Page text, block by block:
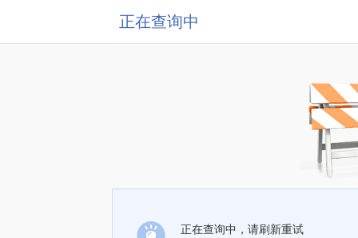
正在查询中
正在查询中，请刷新重试